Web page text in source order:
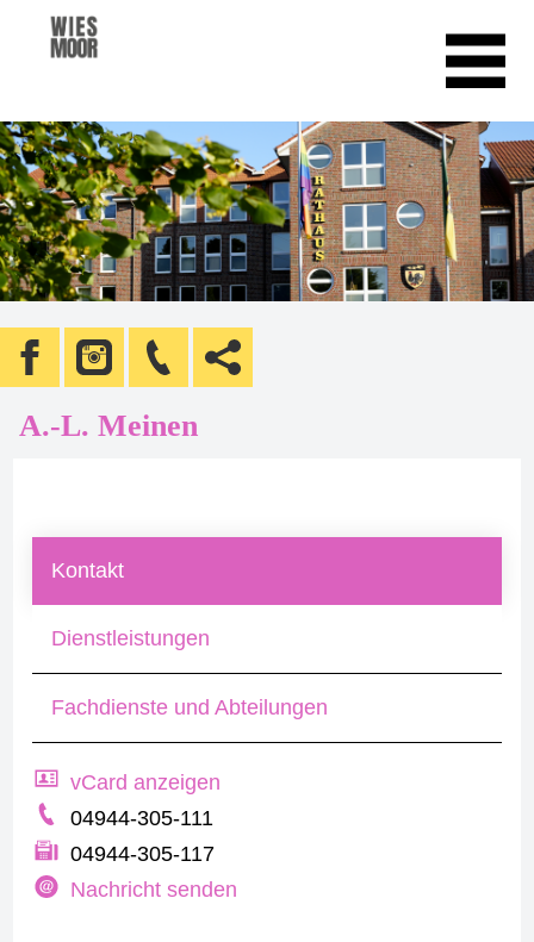
A.-L. Meinen
Kontakt
Dienstleistungen
Fachdienste und Abteilungen
vCard anzeigen
04944-305-111
04944-305-117
Nachricht senden